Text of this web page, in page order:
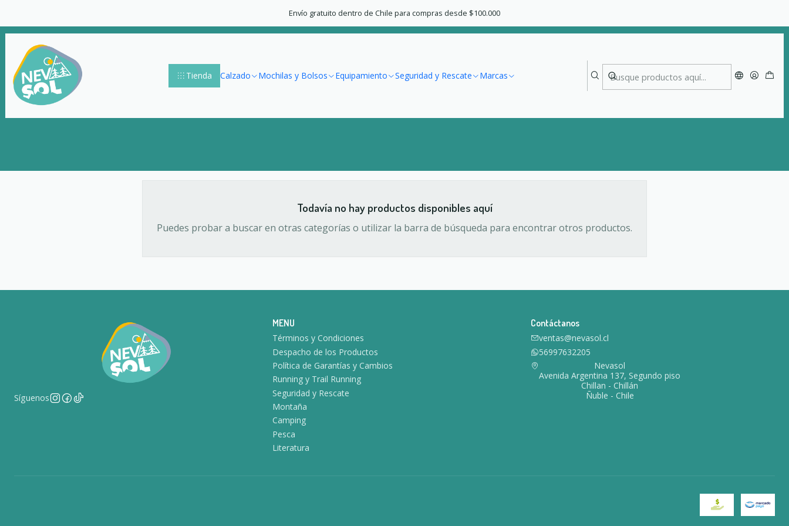
Tienda Calzado Mochilas y Bolsos Equipamiento Seguridad y Rescate Marcas
Envío gratuito dentro de Chile para compras desde $100.000
Inicio Vestuario Mujer Polar
Polar
Todavía no hay productos disponibles aquí
Puedes probar a buscar en otras categorías o utilizar la barra de búsqueda para encontrar otros productos.
Síguenos
MENU
Términos y Condiciones
Despacho de los Productos
Política de Garantías y Cambios
Running y Trail Running
Seguridad y Rescate
Montaña
Camping
Pesca
Literatura
Contáctanos
ventas@nevasol.cl
56997632205
Nevasol
Avenida Argentina 137, Segundo piso
Chillan - Chillán
Ñuble - Chile